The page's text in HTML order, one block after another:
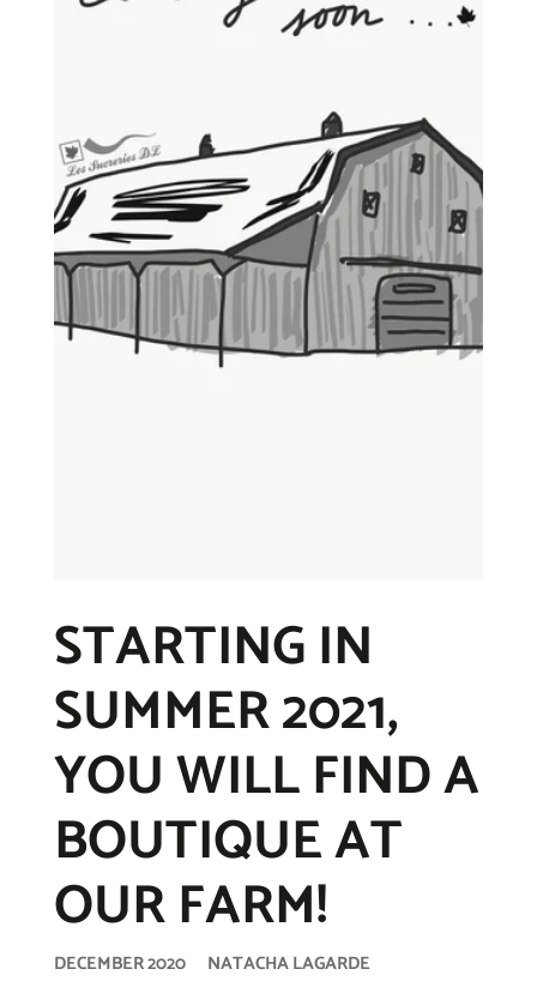
STARTING IN
SUMMER 2021,
YOU WILL FIND A
BOUTIQUE AT
OUR FARM!
DECEMBER 2020 NATACHA LAGARDE